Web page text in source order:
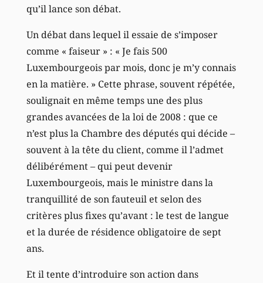
qu’il lance son débat.
Un débat dans lequel il essaie de s’imposer
comme « faiseur » : « Je fais 500
Luxembourgeois par mois, donc je m’y connais
en la matière. » Cette phrase, souvent répétée,
soulignait en même temps une des plus
grandes avancées de la loi de 2008 : que ce
n’est plus la Chambre des députés qui décide –
souvent à la tête du client, comme il l’admet
délibérément – qui peut devenir
Luxembourgeois, mais le ministre dans la
tranquillité de son fauteuil et selon des
critères plus fixes qu’avant : le test de langue
et la durée de résidence obligatoire de sept
ans.
Et il tente d’introduire son action dans